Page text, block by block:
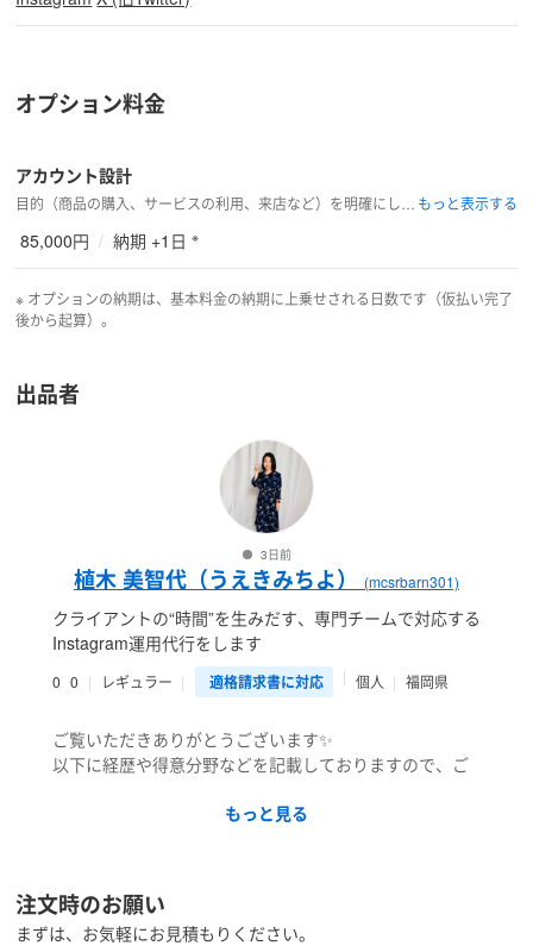
オプション料金
アカウント設計
85,000円 / 納期 +1日 ※
※ オプションの納期は、基本料金の納期に上乗せされる日数です（仮払い完了
後から起算）。
出品者
3日前
植木 美智代（うえきみちよ） (mcsrbarn301)
クライアントの“時間”を生みだす、専門チームで対応する
Instagram運用代行をします
0 0 レギュラー 適格請求書に対応 個人 福岡県
ご覧いただきありがとうございます✨
以下に経歴や得意分野などを記載しておりますので、ご
・2012年~2021年まで栄養教諭として、小中学校に勤務
する
献立作成や給食管理、食に関する集団指導や個別指導
もっと見る
注文時のお願い
まずは、お気軽にお見積もりください。